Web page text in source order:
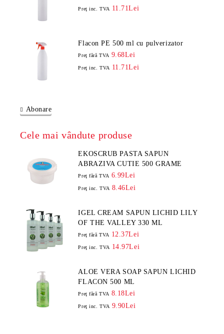
Preţ inc. TVA 11.71Lei
Flacon PE 500 ml cu pulverizator
Preţ fără TVA 9.68Lei
Preţ inc. TVA 11.71Lei
Abonare
Cele mai vândute produse
EKOSCRUB PASTA SAPUN
ABRAZIVA CUTIE 500 GRAME
Preţ fără TVA 6.99Lei
Preţ inc. TVA 8.46Lei
IGEL CREAM SAPUN LICHID LILY
OF THE VALLEY 330 ML
Preţ fără TVA 12.37Lei
Preţ inc. TVA 14.97Lei
ALOE VERA SOAP SAPUN LICHID
FLACON 500 ML
Preţ fără TVA 8.18Lei
Preţ inc. TVA 9.90Lei